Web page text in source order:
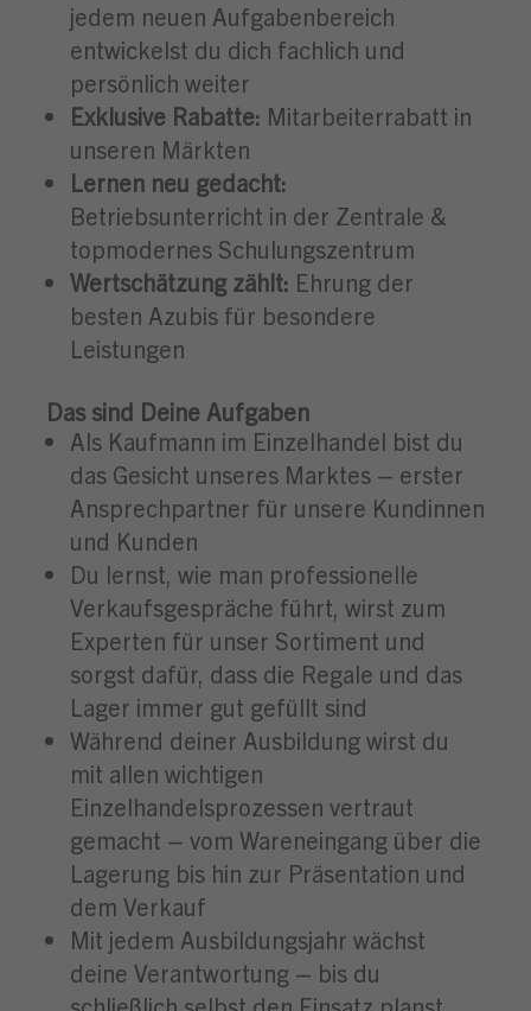
jedem neuen Aufgabenbereich
entwickelst du dich fachlich und
persönlich weiter
Exklusive Rabatte: Mitarbeiterrabatt in
unseren Märkten
Lernen neu gedacht:
Betriebsunterricht in der Zentrale &
topmodernes Schulungszentrum
Wertschätzung zählt: Ehrung der
besten Azubis für besondere
Leistungen
Das sind Deine Aufgaben
Als Kaufmann im Einzelhandel bist du
das Gesicht unseres Marktes – erster
Ansprechpartner für unsere Kundinnen
und Kunden
Du lernst, wie man professionelle
Verkaufsgespräche führt, wirst zum
Experten für unser Sortiment und
sorgst dafür, dass die Regale und das
Lager immer gut gefüllt sind
Während deiner Ausbildung wirst du
mit allen wichtigen
Einzelhandelsprozessen vertraut
gemacht – vom Wareneingang über die
Lagerung bis hin zur Präsentation und
dem Verkauf
Mit jedem Ausbildungsjahr wächst
deine Verantwortung – bis du